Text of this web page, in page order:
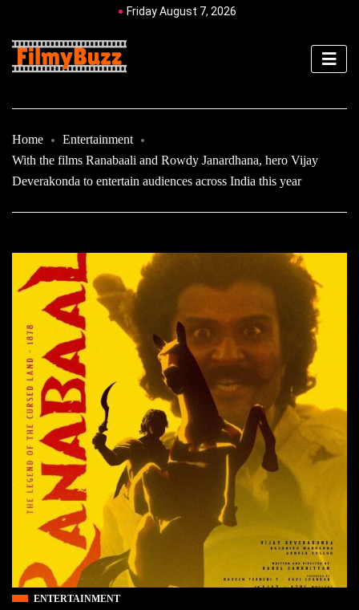
Friday August 7, 2026
Home
Entertainment
With the films Ranabaali and Rowdy Janardhana, hero Vijay
Deverakonda to entertain audiences across India this year
ENTERTAINMENT